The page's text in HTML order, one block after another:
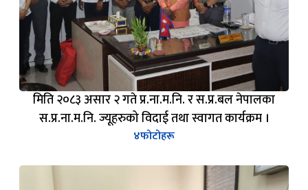
मिति २०८३ असार २ गते प्र.ना.म.नि. र स.प्र.बल नेपालका
स.प्र.ना.म.नि. ज्यूहरुको विदाई तथा स्वागत कार्यक्रम ।
४फोटोहरू